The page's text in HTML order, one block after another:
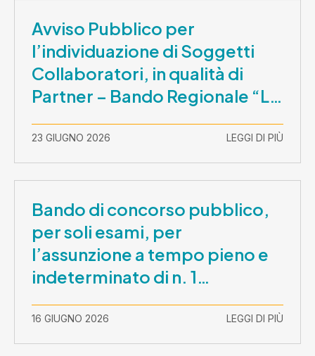
Avviso Pubblico per
l’individuazione di Soggetti
Collaboratori, in qualità di
Partner – Bando Regionale “La
– CUP E81B26000210003
23 GIUGNO 2026 LEGGI DI PIÙ
Bando di concorso pubblico,
per soli esami, per
l’assunzione a tempo pieno e
indeterminato di n. 1
Assistente Sociale –
Comunicazione prova scritta e
prova orale
16 GIUGNO 2026 LEGGI DI PIÙ